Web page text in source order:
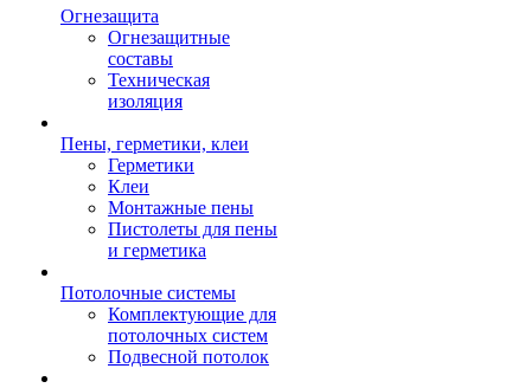
Огнезащита
Огнезащитные
составы
Техническая
изоляция
Пены, герметики, клеи
Герметики
Клеи
Монтажные пены
Пистолеты для пены
и герметика
Потолочные системы
Комплектующие для
потолочных систем
Подвесной потолок